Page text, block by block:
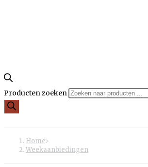
Producten zoeken
Home>
Weekaanbiedingen